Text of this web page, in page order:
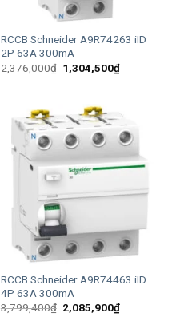
RCCB Schneider A9R74263 iID
2P 63A 300mA
2,376,000₫ Giá
gốc
1,304,500₫Giá
hiện
RCCB Schneider A9R74463 iID
4P 63A 300mA
3,799,400₫ Giá
gốc
2,085,900₫Giá
hiện